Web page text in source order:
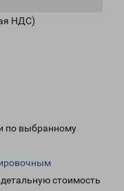
НДС)
по выбранному
стоимость